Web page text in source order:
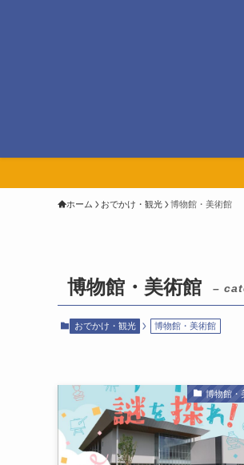
ホーム おでかけ・観光 博物館・美術館
博物館・美術館 –
おでかけ・観光 博物館・美術館
博物館・